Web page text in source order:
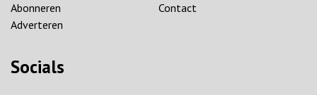
Abonneren
Contact
Adverteren
Socials